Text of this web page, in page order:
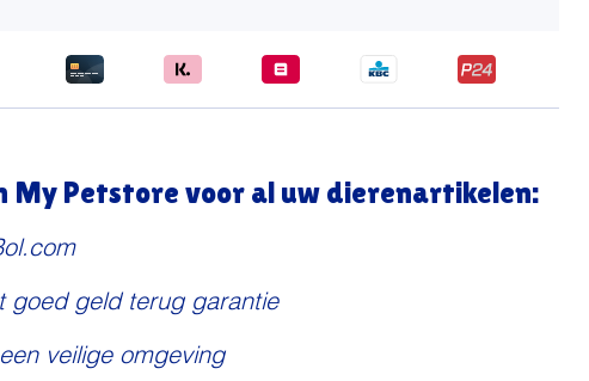
My Petstore voor al uw dierenartikelen:
goed geld terug garantie
veilige omgeving